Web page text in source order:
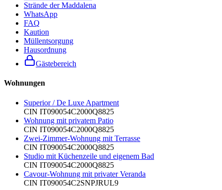
Strände der Maddalena
WhatsApp
FAQ
Kaution
Müllentsorgung
Hausordnung
Gästebereich
Wohnungen
Superior / De Luxe Apartment
CIN IT090054C2000Q8825
Wohnung mit privatem Patio
CIN IT090054C2000Q8825
Zwei-Zimmer-Wohnung mit Terrasse
CIN IT090054C2000Q8825
Studio mit Küchenzeile und eigenem Bad
CIN IT090054C2000Q8825
Cavour-Wohnung mit privater Veranda
CIN IT090054C2SNPJRUL9